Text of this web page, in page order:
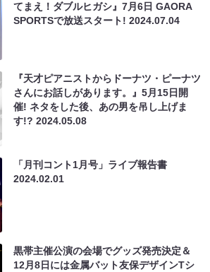
てまえ！ダブルヒガシ』7月6日 GAORA
SPORTSで放送スタート!2024.07.04
『天才ピアニストからドーナツ・ピーナツ
さんにお話しがあります。』5月15日開
催! ネタをした後、あの男を吊し上げま
す!?2024.05.08
「月刊コント1月号」ライブ報告書
2024.02.01
黒帯主催公演の会場でグッズ発売決定＆
12月8日には金属バット友保デザインTシ